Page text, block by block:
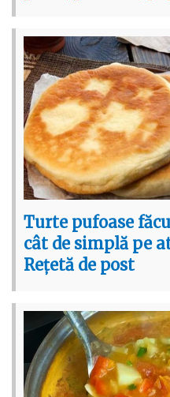
Turte pufoase
cât de simplă pe
Rețetă de post